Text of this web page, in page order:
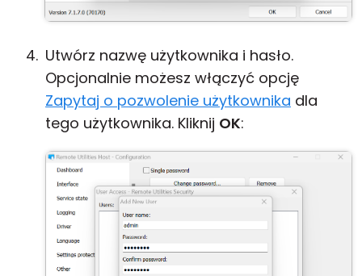
Utwórz nazwę użytkownika i hasło.
Opcjonalnie możesz włączyć opcję
Zapytaj o pozwolenie użytkownika dla
tego użytkownika. Kliknij OK: